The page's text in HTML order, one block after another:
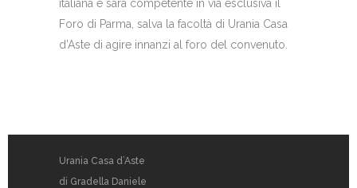
italiana e sarà competente in via esclusiva il
Foro di Parma, salva la facoltà di Urania Casa
d’Aste di agire innanzi al foro del convenuto.
Urania Casa d’Aste
di Gradella Daniele